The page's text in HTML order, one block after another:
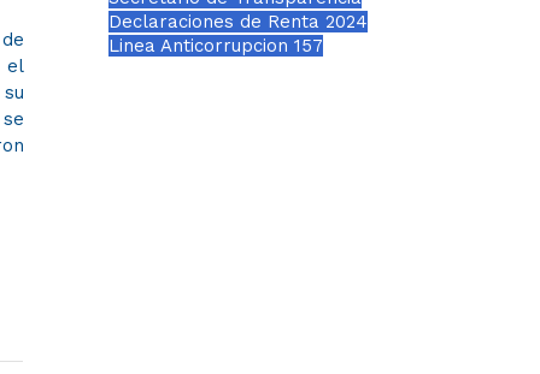
el
se
Declaraciones de Renta 2024
Linea Anticorrupcion 157